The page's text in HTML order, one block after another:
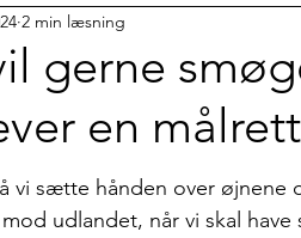
gerne
en
2 min læsning
vi sætte hånden over øjnene
udlandet, når vi skal have